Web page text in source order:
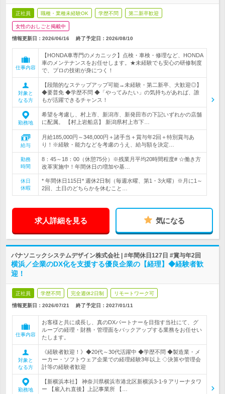
正社員 職種・業種未経験OK 学歴不問 第二新卒歓迎
女性のおしごと掲載中
情報更新日：2026/06/16 終了予定日： 2026/08/10
仕事内容
【HONDA車専門のメカニック】点検・車検・修理など、HONDA
車のメンテナンスをお任せします。★未経験でも安心の研修制度
で、プロの技術が身につく！
対象と
なる方
【段階的なステップアップ可能→未経験・第二新卒、大歓迎◎】
◆要普免 ◆学歴不問 ◆「やってみたい」の気持ちがあれば、誰
もが活躍できるチャンス！
勤務地
希望を考慮し、村上市、新潟市、新発田市の下記いずれかの店舗
に配属。 【村上岩船店】 新潟県村上市下…
給与
月給185,000円～348,000円＋諸手当＋賞与年2回＋特別賞与あ
り！※経験・能力などを考慮のうえ、給与額を決定…
勤務
時間
8：45～18：00（休憩75分）※残業月平均20時間程度# ☆働き方
改革実施中！年間休日の増加や基…
休日
休暇
* 年間休日115日* 週休2日制（毎週水曜、第1・3火曜）※月に1～
2回、土日のどちらかを休むこと…
求人詳細を見る 気になる
パナソニックシステムデザイン株式会社 | #年間休日127日 #賞与年2回
横浜／企業のDX化を支援する優良企業の【経理】◆経験者歓
迎！
正社員 学歴不問 完全週休2日制 リモートワーク可
情報更新日：2026/07/21 終了予定日： 2027/01/11
仕事内容
お客様と共に成長し、真のDXパートナーを目指す当社にて、グ
ループの経理・財務・管理面をバックアップする業務をお任せい
たします。
対象と
なる方
《経験者歓迎！》◆20代～30代活躍中 ◆学歴不問 ◆製造業・メ
ーカー・ソフトウェア企業での経理経験3年以上 ◇決算や管理会
計等の経験者歓迎
勤務地
【新横浜本社】 神奈川県横浜市港北区新横浜3-1-9 アリーナタワ
ー 【雇入れ直後】上記事業所 【…